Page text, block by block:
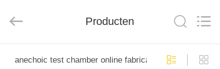
한국
Polski
Producten
anechoic test chamber online fabricage